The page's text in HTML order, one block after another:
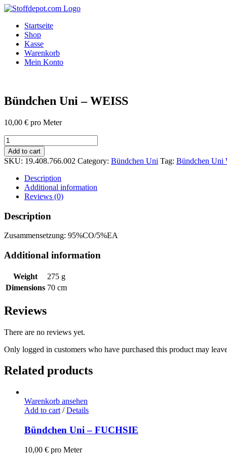
Skip
contentStartseite
Shop
Kasse
Warenkorb
Mein Konto
Bündchen Uni – WEISS
10,00 € pro Meter
Bündchen
Uni
-
WEISS
quantity
Add to cart
SKU: 19.408.766.002 Category: Bündchen Uni Tag: Bündchen Uni
Description
Additional information
Reviews (0)
Description
Zusammensetzung: 95%CO/5%EA
Additional information
Weight
275 g
Dimensions 70 cm
Reviews
There are no reviews yet.
Only logged in customers who have purchased this product may
Related products
Warenkorb ansehen
Add to cart / Details
Bündchen Uni – FUCHSIE
10,00 € pro Meter